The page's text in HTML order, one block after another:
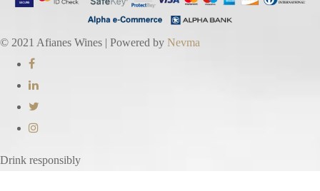
© 2021 Afianes Wines | Powered by Nevma
Drink responsibly